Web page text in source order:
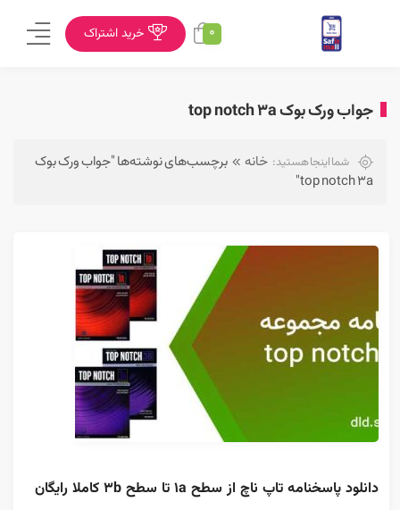
0 خرید اشتراک
جواب ورک بوک top notch 3a
شما اینجا هستید: خانه
برچسب‌های نوشته‌ها "جواب ورک بوک
top notch 3a"
دانلود پاسخنامه تاپ ناچ از سطح 1a تا سطح 3b کاملا رایگان